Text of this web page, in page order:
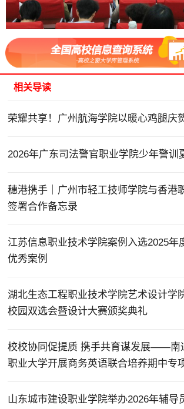
相关导读
荣耀共享！广州航海学院以暖心鸡腿庆
2026年广东司法警官职业学院少年警训
穗港携手｜广州市轻工技师学院与香港
签署合作备忘录
江苏信息职业技术学院案例入选2025年
优秀案例
湖北生态工程职业技术学院艺术设计学
校园双选会暨设计大赛颁奖典礼
校校协同促提质 携手共育谋发展——南
职业大学开展商务英语联合培养期中专
山东城市建设职业学院举办2026年辅导